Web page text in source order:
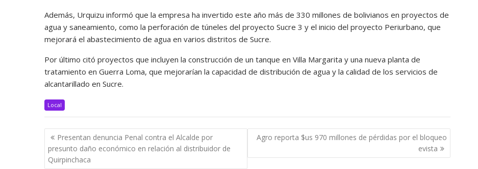
Además, Urquizu informó que la empresa ha invertido este año más de 330 millones de bolivianos en proyectos de
agua y saneamiento, como la perforación de túneles del proyecto Sucre 3 y el inicio del proyecto Periurbano, que
mejorará el abastecimiento de agua en varios distritos de Sucre.
Por último citó proyectos que incluyen la construcción de un tanque en Villa Margarita y una nueva planta de
tratamiento en Guerra Loma, que mejorarían la capacidad de distribución de agua y la calidad de los servicios de
alcantarillado en Sucre.
Local
Navegación
de
entradas
Presentan denuncia Penal contra el Alcalde por
presunto daño económico en relación al distribuidor de
Quirpinchaca
Agro reporta $us 970 millones de pérdidas por el bloqueo
evista